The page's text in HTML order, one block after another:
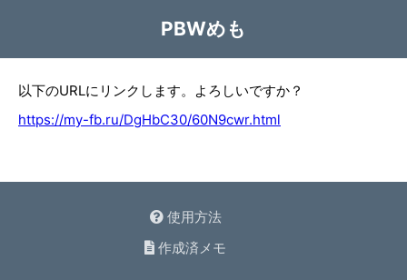
PBWめも
以下のURLにリンクします。よろしいですか？
https://my-fb.ru/DgHbC30/60N9cwr.html
使用方法
作成済メモ